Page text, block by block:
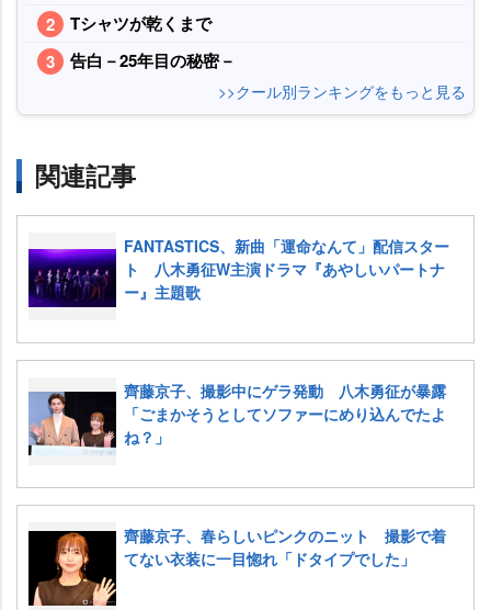
Tシャツが乾くまで
告白－25年目の秘密－
>>クール別ランキングをもっと見る
関連記事
FANTASTICS、新曲「運命なんて」配信スター
ト 八木勇征W主演ドラマ『あやしいパートナ
ー』主題歌
齊藤京子、撮影中にゲラ発動 八木勇征が暴露
「ごまかそうとしてソファーにめり込んでたよ
ね？」
齊藤京子、春らしいピンクのニット 撮影で着
てない衣装に一目惚れ「ドタイプでした」